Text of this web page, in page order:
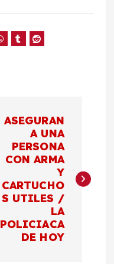
ASEGURAN
A UNA
PERSONA
CON ARMA
Y
CARTUCHO
S UTILES /
LA
POLICIACA
DE HOY